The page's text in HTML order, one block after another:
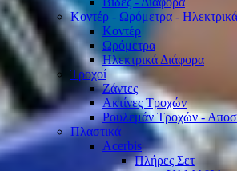
Κοντέρ - Ωρόμετρα - Ηλεκτρικά
Κοντέρ
Ωρόμετρα
Ηλεκτρικά Διάφορα
Τροχοί
Ζάντες
Ακτίνες Τροχών
Ρουλεμάν Τροχών -
Πλαστικά
Acerbis
Πλήρες Σετ